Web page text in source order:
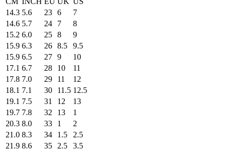
14.3 5.6 23 6
7
14.6 5.7 24 7
8
15.2 6.0 25 8
9
15.9 6.3 26 8.5
9.5
15.9 6.5 27 9
10
17.1 6.7 28 10
11
17.8 7.0 29 11
12
18.1 7.1 30 11.5 12.5
19.1 7.5 31 12
13
19.7 7.8 32 13
1
20.3 8.0 33 1
2
21.0 8.3 34 1.5
2.5
21.9 8.6 35 2.5
3.5